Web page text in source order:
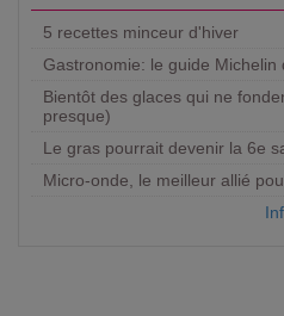
5 recettes minceur d'hiver
Gastronomie: le guide Michelin
Bientôt des glaces qui ne
presque)
Le gras pourrait devenir la 6e
Micro-onde, le meilleur allié